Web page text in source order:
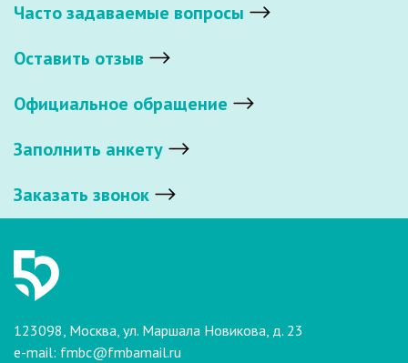
Часто задаваемые вопросы
Оставить отзыв
Официальное обращение
Заполнить анкету
Заказать звонок
123098, Москва, ул. Маршала Новикова, д. 23
e-mail: fmbc@fmbamail.ru